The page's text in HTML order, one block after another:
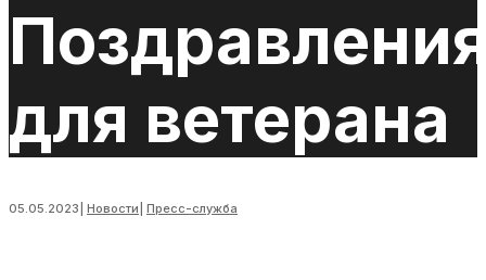
для ветерана
05.05.2023 Новости Пресс-служба